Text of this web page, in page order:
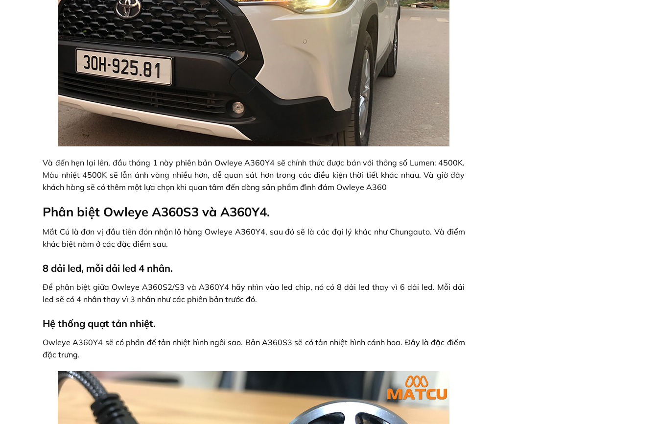
Và đến hẹn lại lên, đầu tháng 1 này phiên bản Owleye A360Y4 sẽ chính thức được bán với thông số Lumen: 4500K.
Màu nhiệt 4500K sẽ lẫn ánh vàng nhiều hơn, dễ quan sát hơn trong các điều kiện thời tiết khác nhau. Và giờ đây
khách hàng sẽ có thêm một lựa chọn khi quan tâm đến dòng sản phẩm đình đám Owleye A360
Phân biệt Owleye A360S3 và A360Y4.
Mắt Cú là đơn vị đầu tiên đón nhận lô hàng Owleye A360Y4, sau đó sẽ là các đại lý khác như Chungauto. Và điểm
khác biệt nàm ở các đặc điểm sau.
8 dải led, mỗi dải led 4 nhân.
Để phân biệt giữa Owleye A360S2/S3 và A360Y4 hãy nhìn vào led chip, nó có 8 dải led thay vì 6 dải led. Mỗi dải
led sẽ có 4 nhân thay vì 3 nhân như các phiên bản trước đó.
Hệ thống quạt tản nhiệt.
Owleye A360Y4 sẽ có phần đế tản nhiệt hình ngôi sao. Bản A360S3 sẽ có tản nhiệt hình cánh hoa. Đây là đặc điểm
đặc trưng.